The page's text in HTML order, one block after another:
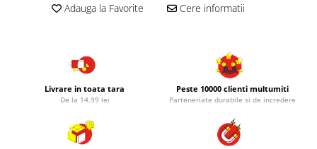
Adauga la Favorite Cere informatii
Livrare in toata tara
De la 14.99 lei
Peste 10000 clienti multumiti
Parteneriate durabile si de incredere